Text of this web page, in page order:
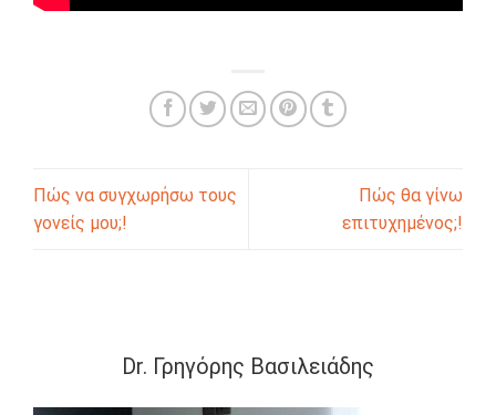
Πώς να συγχωρήσω τους
γονείς μου;!
Πώς θα γίνω
επιτυχημένος;!
Dr. Γρηγόρης Βασιλειάδης